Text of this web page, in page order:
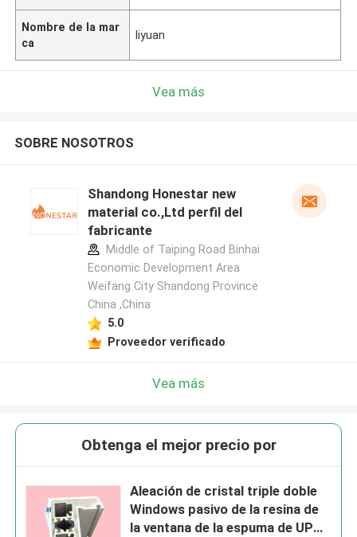
Nombre de la mar
ca
liyuan
Vea más
SOBRE NOSOTROS
Shandong Honestar new
material co.,Ltd perfil del
fabricante
Middle of Taiping Road Binhai
Economic Development Area
Weifang City Shandong Province
China ,China
5.0
Proveedor verificado
Vea más
Obtenga el mejor precio por
Aleación de cristal triple doble
Windows pasivo de la resina de
la ventana de la espuma de UPVC